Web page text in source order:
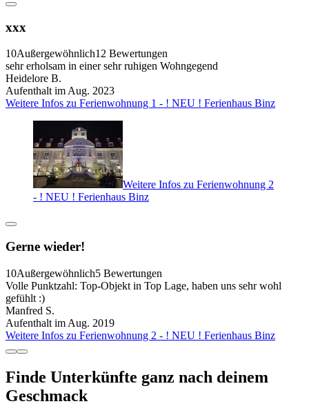
xxx
10Außergewöhnlich12 Bewertungen
sehr erholsam in einer sehr ruhigen Wohngegend
Heidelore B.
Aufenthalt im Aug. 2023
Weitere Infos zu Ferienwohnung 1 - ! NEU ! Ferienhaus Binz
Weitere Infos zu Ferienwohnung 2
- ! NEU ! Ferienhaus Binz
Gerne wieder!
10Außergewöhnlich5 Bewertungen
Volle Punktzahl: Top-Objekt in Top Lage, haben uns sehr wohl
gefühlt :)
Manfred S.
Aufenthalt im Aug. 2019
Weitere Infos zu Ferienwohnung 2 - ! NEU ! Ferienhaus Binz
Finde Unterkünfte ganz nach deinem
Geschmack